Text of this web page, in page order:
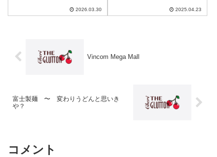
2026.03.30 2025.04.23
Vincom Mega Mall
富士製麺 〜 変わりうどんと思いき
や？
コメント